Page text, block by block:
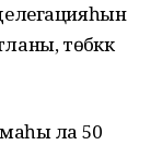
төбәккә
ла 50